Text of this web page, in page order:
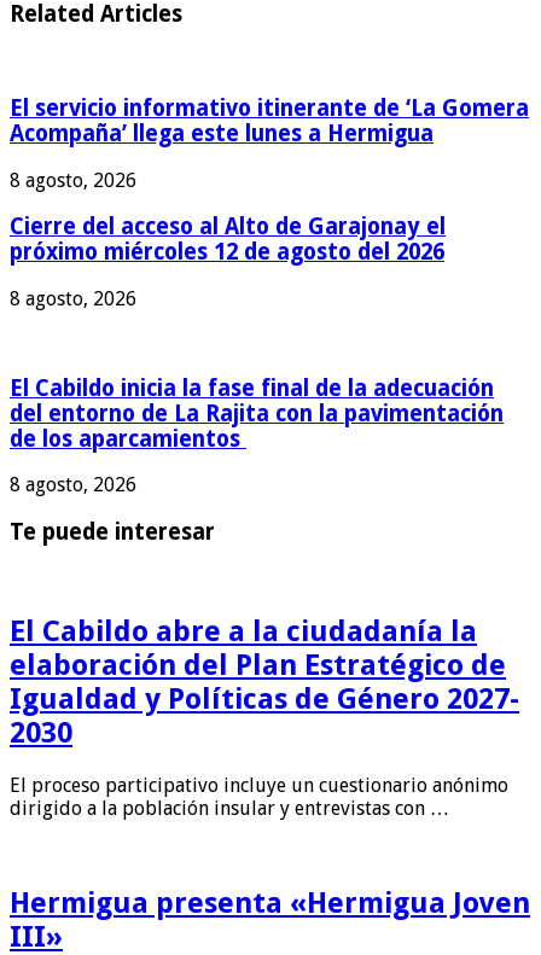
Related Articles
El servicio informativo itinerante de ‘La Gomera
Acompaña’ llega este lunes a Hermigua
8 agosto, 2026
Cierre del acceso al Alto de Garajonay el
próximo miércoles 12 de agosto del 2026
8 agosto, 2026
El Cabildo inicia la fase final de la adecuación
del entorno de La Rajita con la pavimentación
de los aparcamientos
8 agosto, 2026
Te puede interesar
El Cabildo abre a la ciudadanía la
elaboración del Plan Estratégico de
Igualdad y Políticas de Género 2027-
2030
El proceso participativo incluye un cuestionario anónimo
dirigido a la población insular y entrevistas con …
Hermigua presenta «Hermigua Joven
III»